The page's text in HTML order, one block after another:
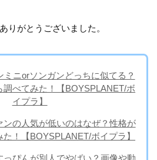
りがとうございました。
ミニorソンガンどっちに似てる？
調べてみた！【BOYSPLANET/ボ
イプラ】
ンの人気が低いのはなぜ？性格が
！【BOYSPLANET/ボイプラ】